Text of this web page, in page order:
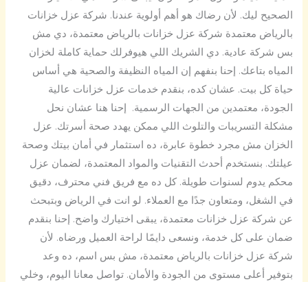
الصحيح ليك. لأن رضاك هو أهم أولوية عندنا. شركة عزل خزانات
بالرياض معتمدة شركة عزل خزانات بالرياض معتمدة، دي مش
بس شركة عادية. دي الشريك اللي هيوفرلك حماية كاملة لخزان
المياه بتاعك. إحنا بنفهم إن المياه النظيفة والصحية هي أساس
حياة كل بيت. عشان كده، بنقدم خدمات عزل خزانات عالية
الجودة، معتمدين من الجهات الرسمية. إحنا هنا عشان نحل
مشكلة التسريبات والتلوث اللي ممكن يهدد صحة أسرتك. عزل
الخزان مش مجرد خطوة عابرة، ده استثمار في أمان بيتك وصحة
عيلتك. بنستخدم أحدث التقنيات والمواد المعتمدة، لضمان عزل
محكم يدوم لسنوات طويلة. كل ده مع فريق فني محترف، دقيق
في الشغل، ومتعاون جدًا مع العملاء. لو انت في الرياض وبتبحث
عن شركة عزل خزانات معتمدة، يبقى اختيارك واضح. إحنا بنقدم
ضمان على كل خدمة، ونسعى دايمًا لراحة العميل ورضاه. لأن
شركة عزل خزانات بالرياض معتمدة، مش بس اسم، ده وعد
بتوفير أعلى مستوى من الجودة والأمان. تواصل معانا اليوم، وخلي